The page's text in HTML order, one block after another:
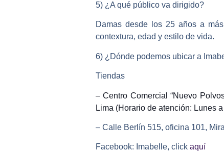
5) ¿A qué público va dirigido?
Damas desde los 25 años a
contextura, edad y estilo de vida.
6) ¿Dónde podemos ubicar a
Tiendas
– Centro Comercial “Nuevo
Lima (Horario de atención: Lunes
– Calle Berlín 515, oficina 101,
Facebook: Imabelle, click aquí